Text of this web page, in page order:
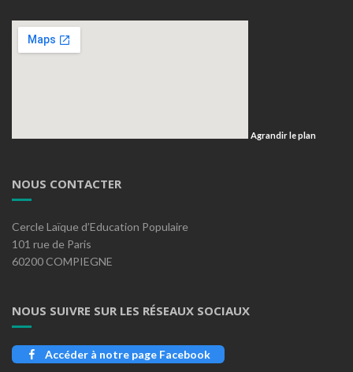
Agrandir le plan
NOUS CONTACTER
Cercle Laïque d’Education Populaire
101 rue de Paris
60200 COMPIEGNE
NOUS SUIVRE SUR LES RÉSEAUX SOCIAUX
Accéder à notre page Facebook